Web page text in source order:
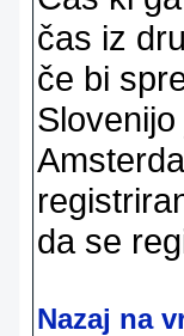
čas iz
če bi
da se
Nazaj na